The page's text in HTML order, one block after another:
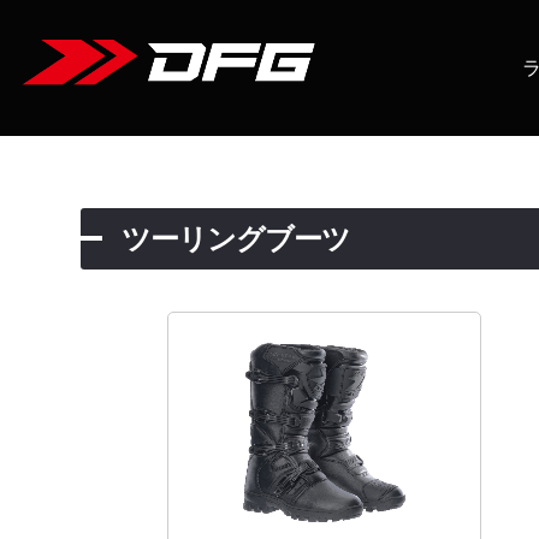
ツーリングブーツ